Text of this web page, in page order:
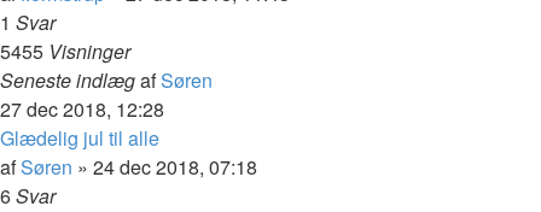
1 Svar
5455 Visninger
Seneste indlægafSøren
27 dec 2018, 12:28
Glædelig jul til alle
afSøren » 24 dec 2018, 07:18
6Svar